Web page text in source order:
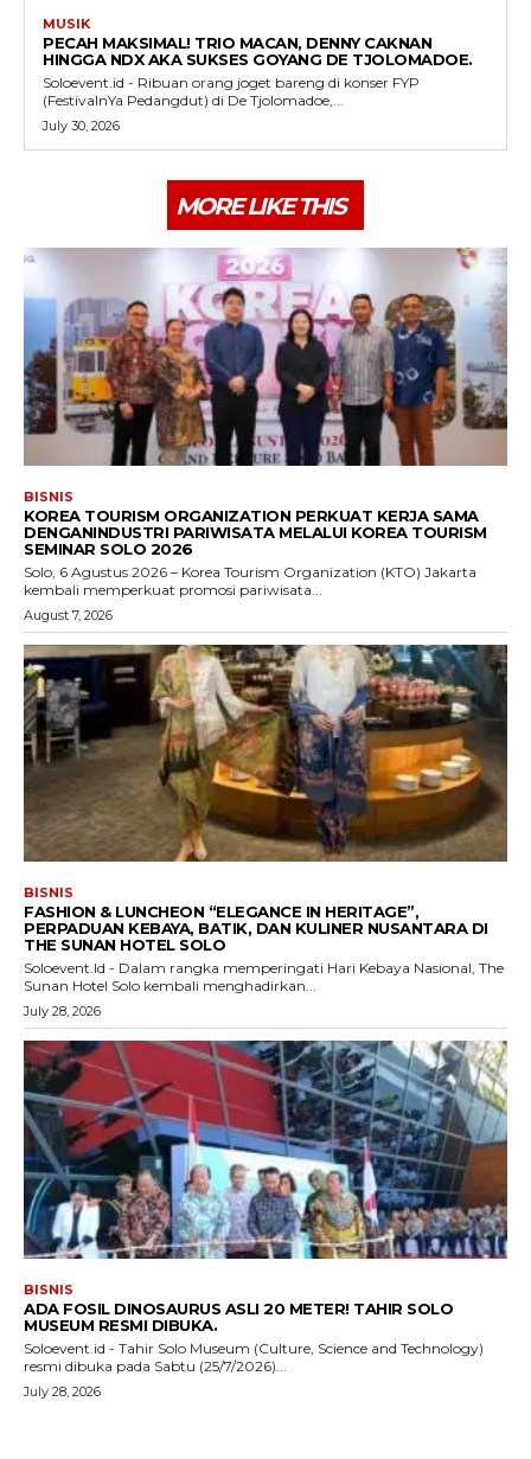
MUSIK
PECAH MAKSIMAL! TRIO MACAN, DENNY CAKNAN
HINGGA NDX AKA SUKSES GOYANG DE TJOLOMADOE.
Soloevent.id - Ribuan orang joget bareng di konser FYP
(FestivalnYa Pedangdut) di De Tjolomadoe,...
July 30, 2026
MORE LIKE THIS
BISNIS
KOREA TOURISM ORGANIZATION PERKUAT KERJA SAMA
DENGANINDUSTRI PARIWISATA MELALUI KOREA TOURISM
SEMINAR SOLO 2026
Solo, 6 Agustus 2026 – Korea Tourism Organization (KTO) Jakarta
kembali memperkuat promosi pariwisata...
August 7, 2026
BISNIS
FASHION & LUNCHEON “ELEGANCE IN HERITAGE”,
PERPADUAN KEBAYA, BATIK, DAN KULINER NUSANTARA DI
THE SUNAN HOTEL SOLO
Soloevent.Id - Dalam rangka memperingati Hari Kebaya Nasional, The
Sunan Hotel Solo kembali menghadirkan...
July 28, 2026
BISNIS
ADA FOSIL DINOSAURUS ASLI 20 METER! TAHIR SOLO
MUSEUM RESMI DIBUKA.
Soloevent.id - Tahir Solo Museum (Culture, Science and Technology)
resmi dibuka pada Sabtu (25/7/2026)...
July 28, 2026